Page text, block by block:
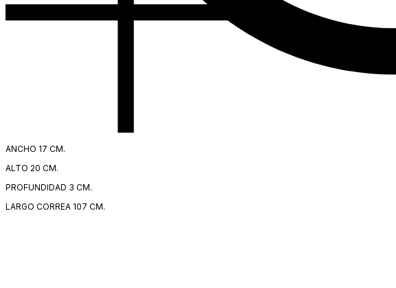
ANCHO 17 CM.
ALTO 20 CM.
PROFUNDIDAD 3 CM.
LARGO CORREA 107 CM.